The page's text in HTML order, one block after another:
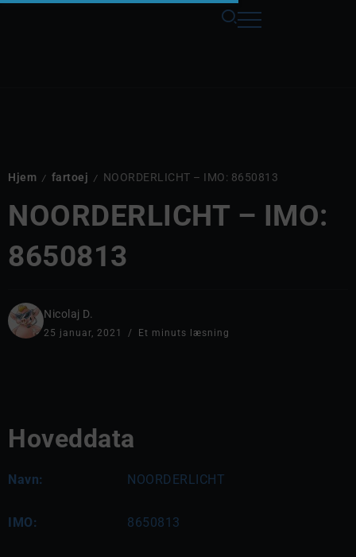
Hjem / fartoej / NOORDERLICHT – IMO: 8650813
NOORDERLICHT – IMO:
8650813
Nicolaj D.
25 januar, 2021 Et minuts læsning
Hoveddata
Navn: NOORDERLICHT
IMO: 8650813